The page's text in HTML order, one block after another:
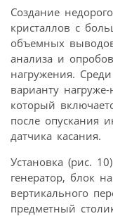
Создание
кристаллов с
объемных
анализа и
нагружения.
варианту
который
после опускания
датчика касания.
Установка (рис.
генератор, блок
вертикального
предметный